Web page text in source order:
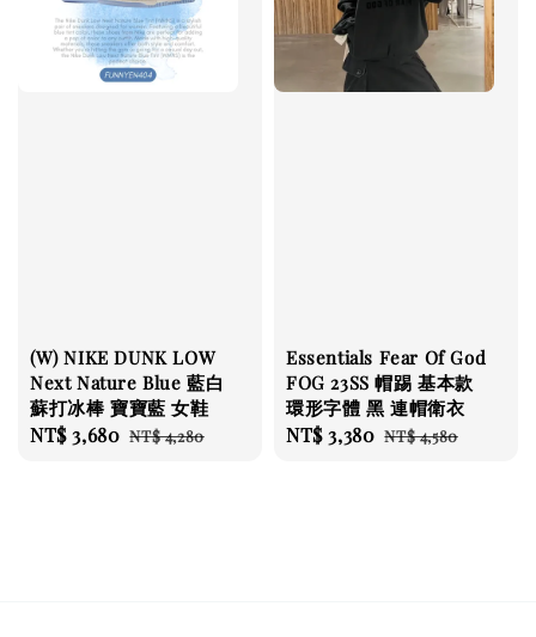
(W) NIKE DUNK LOW
Next Nature Blue 藍白
蘇打冰棒 寶寶藍 女鞋
Sale
NT$ 3,680 Regular
NT$ 4,280
Essentials Fear Of God
FOG 23SS 帽踢 基本款
環形字體 黑 連帽衛衣
Sale
NT$ 3,380 Regular
NT$ 4,580